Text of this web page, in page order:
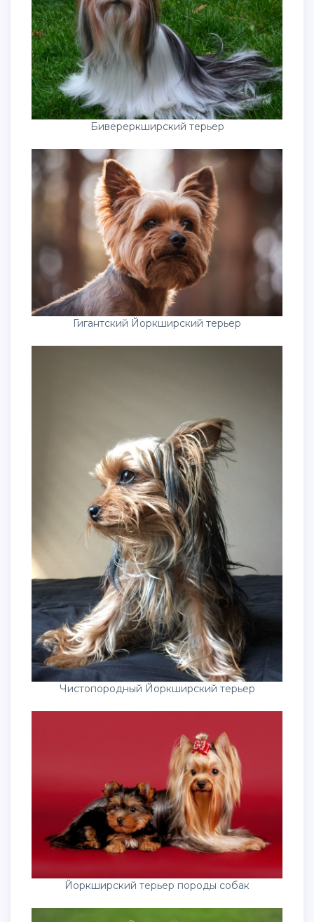
Бивереркширский терьер
Гигантский Йоркширский терьер
Чистопородный Йоркширский терьер
Йоркширский терьер породы собак